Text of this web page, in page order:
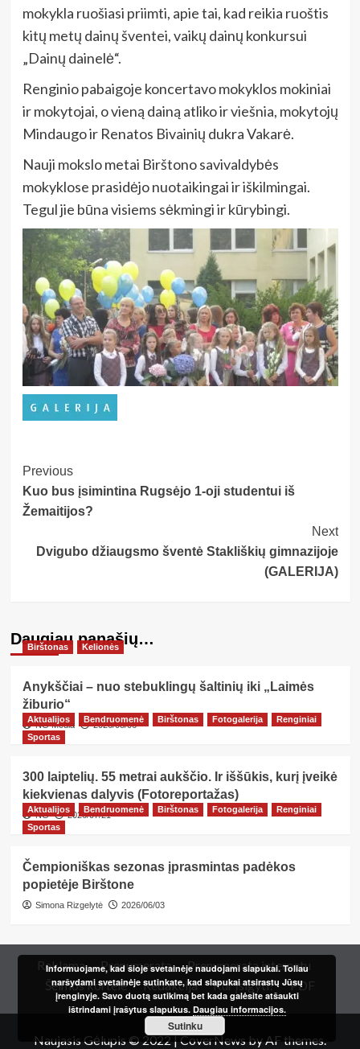
mokykla ruošiasi priimti, apie tai, kad reikia ruoštis
kitų metų dainų šventei, vaikų dainų konkursui
„Dainų dainelė“.
Renginio pabaigoje koncertavo mokyklos mokiniai
ir mokytojai, o vieną dainą atliko ir viešnia, mokytojų
Mindaugo ir Renatos Bivainių dukra Vakarė.
Nauji mokslo metai Birštono savivaldybės
mokyklose prasidėjo nuotaikingai ir iškilmingai.
Tegul jie būna visiems sėkmingi ir kūrybingi.
Post
Navigation
Previous
Kuo bus įsimintina Rugsėjo 1-oji studentui iš
Žemaitijos?
Next
Dvigubo džiaugsmo šventė Stakliškių gimnazijoje
(GALERIJA)
Daugiau panašių…
Birštonas Kelionės
Anykščiai – nuo stebuklingų šaltinių iki „Laimės
žiburio“
NG Media 2026/08/06
Aktualijos Bendruomenė Birštonas Fotogalerija
Renginiai
Sportas
300 laiptelių. 55 metrai aukščio. Ir iššūkis, kurį įveikė
kiekvienas dalyvis (Fotoreportažas)
NG 2026/07/21
Aktualijos Bendruomenė Birštonas Fotogalerija
Renginiai
Sportas
Čempioniškas sezonas įprasmintas padėkos
popietėje Birštone
Simona Rizgelytė 2026/06/03
Reklama Prenumerata
Prenumerata internetu
Šeimos kortelė
Redakcija Kur įsigyti? PDF
Naujasis Gėlupis © 2022|CoverNews by AF themes.
Informuojame, kad šioje svetainėje naudojami slapukai. Toliau
naršydami svetainėje sutinkate, kad slapukai atsirastų Jūsų
įrenginyje. Savo duotą sutikimą bet kada galėsite atšaukti
ištrindami įrašytus slapukus. Daugiau informacijos.
Sutinku